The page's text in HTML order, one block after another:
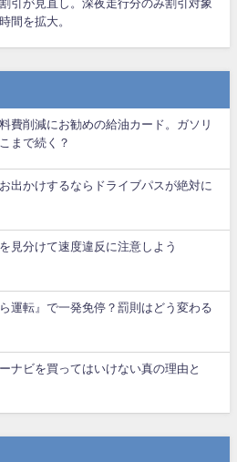
引が見直し。深夜走行分のみ割引対象
間を拡大。
費削減にお勧めの給油カード。ガソリ
まで続く？
出かけするならドライブパスが絶対に
見分けて速度違反に注意しよう
運転』で一発免停？罰則はどう変わる
ナビを買ってはいけない真の理由と